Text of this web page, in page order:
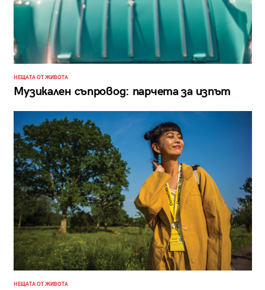
НЕЩАТА ОТ ЖИВОТА
Музикален съпровод: парчета за изпът
НЕЩАТА ОТ ЖИВОТА